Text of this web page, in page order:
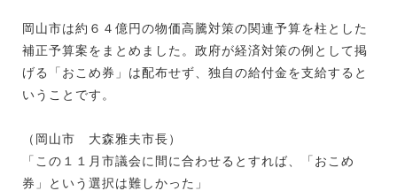
岡山市は約６４億円の物価高騰対策の関連予算を柱とした
補正予算案をまとめました。政府が経済対策の例として掲
げる「おこめ券」は配布せず、独自の給付金を支給すると
いうことです。
（岡山市 大森雅夫市長）
「この１１月市議会に間に合わせるとすれば、「おこめ
券」という選択は難しかった」